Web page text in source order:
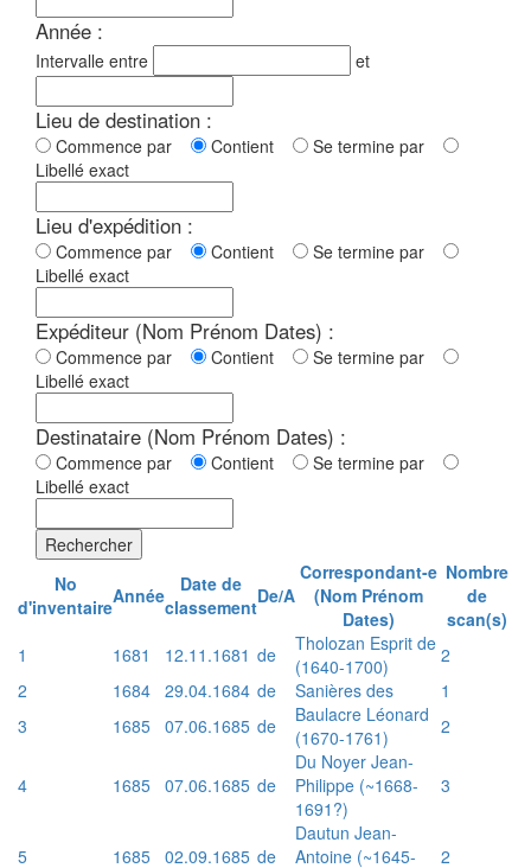
Année :
Intervalle entre et
Lieu de destination :
Commence par Contient
Se termine par
Libellé exact
Lieu d'expédition :
Commence par Contient
Se termine par
Libellé exact
Expéditeur (Nom Prénom Dates) :
Commence par Contient
Se termine par
Libellé exact
Destinataire (Nom Prénom Dates) :
Commence par Contient
Se termine par
Libellé exact
Rechercher
No
d'inventaireAnnée
Date de
classementDe/A
Correspondant-e
(Nom Prénom
Dates)
Nombre
de
scan(s)
1
1681 12.11.1681 de
Tholozan Esprit de
(1640-1700)
2
2
1684 29.04.1684 de Sanières des
1
3
1685 07.06.1685 de
Baulacre Léonard
(1670-1761)
2
4 1685 07.06.1685 de
Du Noyer Jean-
Philippe (~1668-
1691?)
3
5 1685 02.09.1685 de
Dautun Jean-
Antoine (~1645-
2